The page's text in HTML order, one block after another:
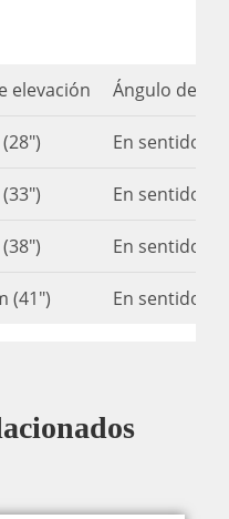
elevación
(41″)
Ángulo de
En sentido
En sentido
En sentido
En sentido